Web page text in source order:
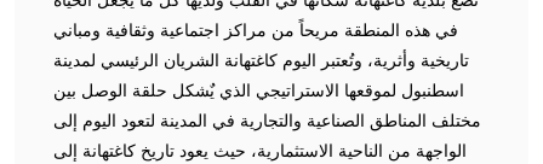
في هذه المنطقة مريحاً من مراكز اجتماعية وثقافية ومباني
تاريخية وأثرية، وتُعتبر اليوم كاغتهانة الشريان الرئيسي لمدينة
اسطنبول لموقعها الاستراتيجي الذي يٌشكل حلقة الوصل بين
مختلف المناطق الصناعية والتجارية في المدينة لتعود اليوم إلى
الواجهة من الناحية الاستثمارية، حيث يعود تاريخ كاغتهانة إلى